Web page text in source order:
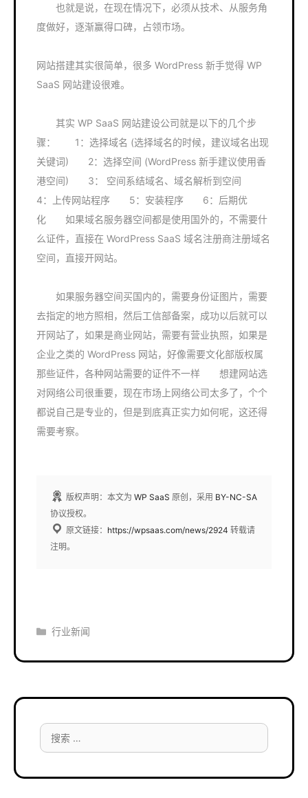
也就是说，在现在情况下，必须从技术、从服务角
度做好，逐渐赢得口碑，占领市场。
网站搭建其实很简单，很多 WordPress 新手觉得 WP
SaaS 网站建设很难。
其实 WP SaaS 网站建设公司就是以下的几个步
骤： 1：选择域名 (选择域名的时候，建议域名出现
关键词) 2：选择空间 (WordPress 新手建议使用香
港空间) 3： 空间系结域名、域名解析到空间
4：上传网站程序 5：安装程序 6：后期优
化 如果域名服务器空间都是使用国外的，不需要什
么证件，直接在 WordPress SaaS 域名注册商注册域名
空间，直接开网站。
如果服务器空间买国内的，需要身份证图片，需要
去指定的地方照相，然后工信部备案，成功以后就可以
开网站了，如果是商业网站，需要有营业执照，如果是
企业之类的 WordPress 网站，好像需要文化部版权属
那些证件，各种网站需要的证件不一样 想建网站选
对网络公司很重要，现在市场上网络公司太多了，个个
都说自己是专业的，但是到底真正实力如何呢，这还得
需要考察。
版权声明：本文为 WP SaaS 原创，采用 BY-NC-SA
协议授权。
原文链接： https://wpsaas.com/news/2924 转载请
注明。
分
行业新闻
搜
索：